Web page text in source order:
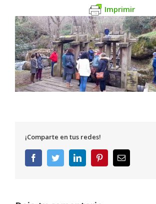
Imprimir
¡Comparte en tus redes!
FacebookTwitterLinkedInPinterestCorreo
electrónico